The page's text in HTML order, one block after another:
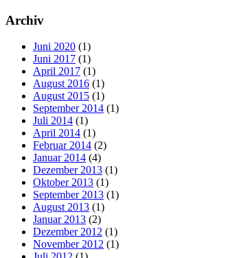
Archiv
Juni 2020 (1)
Juni 2017 (1)
April 2017 (1)
August 2016 (1)
August 2015 (1)
September 2014 (1)
Juli 2014 (1)
April 2014 (1)
Februar 2014 (2)
Januar 2014 (4)
Dezember 2013 (1)
Oktober 2013 (1)
September 2013 (1)
August 2013 (1)
Januar 2013 (2)
Dezember 2012 (1)
November 2012 (1)